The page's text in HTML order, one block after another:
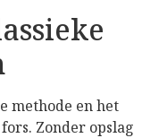
methode en het
Zonder opslag